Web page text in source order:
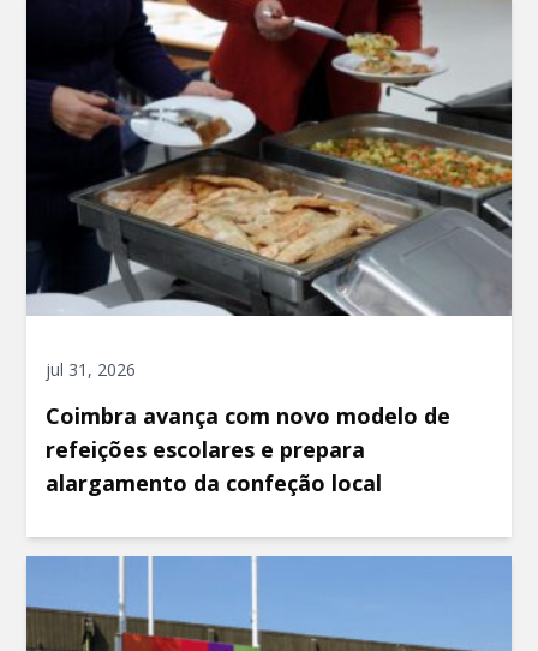
jul 31, 2026
Coimbra avança com novo modelo de
refeições escolares e prepara
alargamento da confeção local